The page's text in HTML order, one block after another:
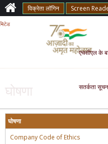
विक्रेता लॉगिन Screen
एचसीएल के
सतर्कता
घोषणा
घोषणा
Company Code of Ethics